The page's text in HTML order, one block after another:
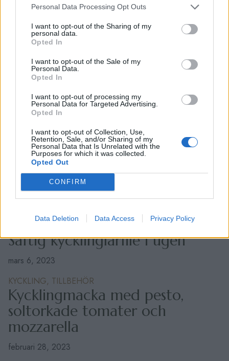
Personal Data Processing Opt Outs
I want to opt-out of the Sharing of my
personal data.
Opted In
I want to opt-out of the Sale of my
Personal Data.
Opted In
I want to opt-out of processing my
Personal Data for Targeted Advertising.
Opted In
I want to opt-out of Collection, Use,
Retention, Sale, and/or Sharing of my
Personal Data that Is Unrelated with the
Purposes for which it was collected.
Opted Out
CONFIRM
Data Deletion Data Access Privacy Policy
ANONNS:
Saftig kycklinglårfilé i ugen
mars 6, 2023
KYCKLING, TILLBEHÖR
Kycklingmacka med pesto,
soltorkade tomater och
mozzarella
februari 28, 2023